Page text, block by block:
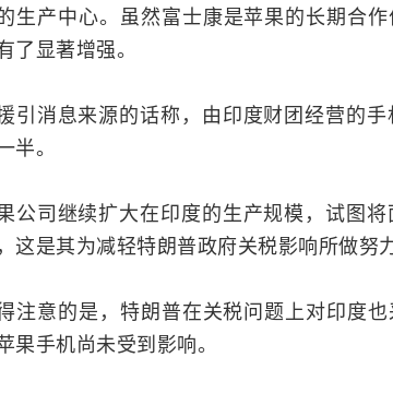
生产中心。虽然富士康是苹果的长期合
了显著增强。
引消息来源的话称，由印度财团经营的手
半。
公司继续扩大在印度的生产规模，试图
这是其为减轻特朗普政府关税影响所做努
注意的是，特朗普在关税问题上对印度
果手机尚未受到影响。